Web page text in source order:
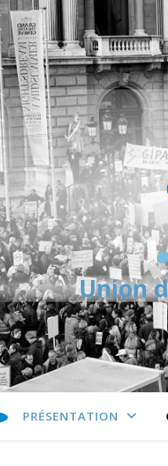
Union
PRÉSENTATION